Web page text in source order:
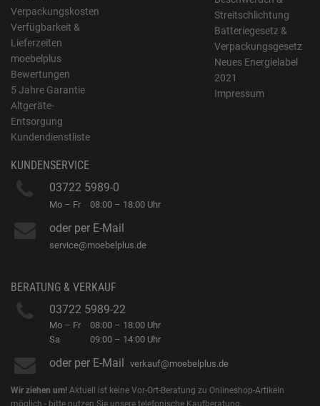
Verpackungskosten
Verfügbarkeit &
Lieferzeiten
moebelplus
Bewertungen
5 Jahre Garantie
Altgeräte-
Entsorgung
Kundendienstliste
Streitschlichtung
Batteriegesetz &
Verpackungsgesetz
Neues Energielabel
2021
Impressum
KUNDENSERVICE
03722 5989-0
Mo – Fr 08:00 – 18:00 Uhr
oder per E-Mail
service@moebelplus.de
BERATUNG & VERKAUF
03722 5989-22
Mo – Fr
Sa
08:00 – 18:00 Uhr
09:00 – 14:00 Uhr
oder per E-Mail verkauf@moebelplus.de
Wir ziehen um! Aktuell ist keine Vor-Ort-Beratung zu Onlineshop-Artikeln
möglich - bitte nutzen Sie unsere telefonische Kaufberatung.